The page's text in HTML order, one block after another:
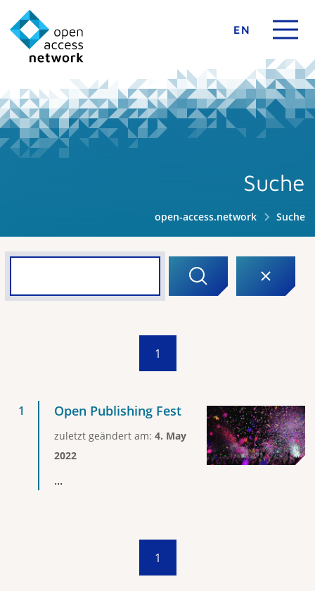
EN
Suche
open-access.network Suche
1
Open Publishing Fest
zuletzt geändert am: 4. May
2022
...
1